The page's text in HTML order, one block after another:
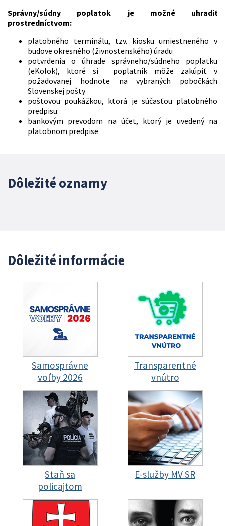
Správny/súdny poplatok je možné uhradiť
prostredníctvom:
platobného terminálu, tzv. kiosku umiestneného v
budove okresného (živnostenského) úradu
potvrdenia o úhrade správneho/súdneho poplatku
(eKolok), ktoré si poplatník môže zakúpiť v
požadovanej hodnote na vybraných pobočkách
Slovenskej pošty
poštovou poukážkou, ktorá je súčasťou platobného
predpisu
bankovým prevodom na účet, ktorý je uvedený na
platobnom predpise
Dôležité oznamy
Dôležité informácie
Samosprávne
voľby 2026
Transparentné
vnútro
Staň sa
policajtom
E-služby MV SR